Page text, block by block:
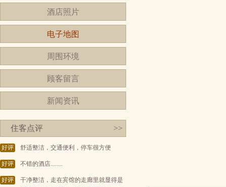
酒店照片
电子地图
周围环境
顾客留言
新闻资讯
住客点评 >>
好评 舒适整洁，交通便利，停车很方便
好评 不错的酒店........
好评
干净整洁，走在宾馆的走廊里就显得是